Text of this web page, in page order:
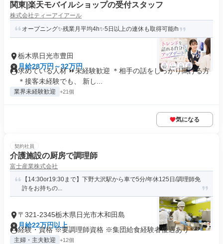
関東|楽天モバイルショップの受付スタッフ
株式会社ティーアイアール
オープニング✨残業月平均4h✨5日以上の連休も取得可能/h
栃木県日光市豊田
月給28万円～32万円
求めている人材 ⏩未経験歓迎 ＊相手の話をしっかり聞ける方
＊接客未経験でも、 新し...
業界未経験歓迎 +21個
気になる
契約社員
介護施設の厨房で調理師
富士産業株式会社
【14:30or19:30まで】下野大沢駅から車で5分/年休125日/調理師免
許をお持ちの...
〒321-2345栃木県日光市木和田島
月給22万円以上
経験・資格 ※要調理師資格 ※集団給食経験者優遇あり
主婦・主夫歓迎 +12個